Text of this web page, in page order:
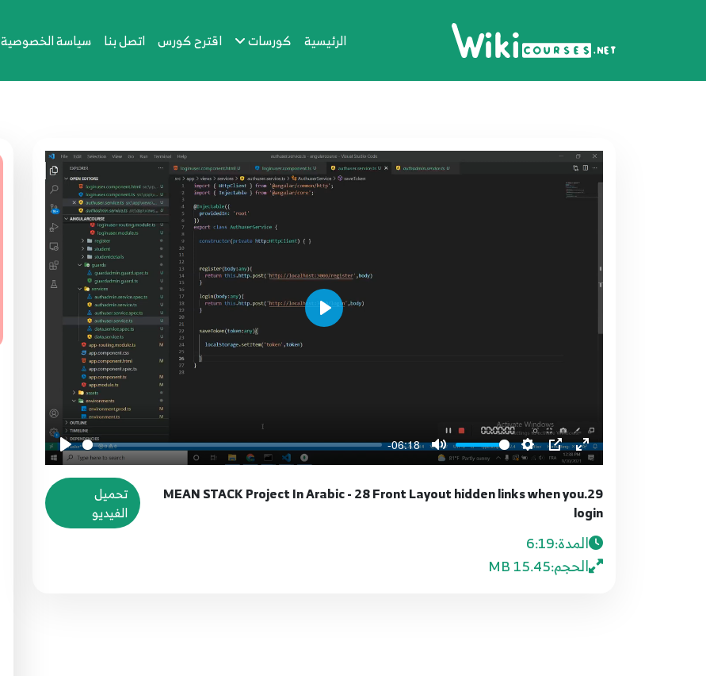
الرئيسية كورسات اقترح كورس اتصل بنا سياسة الخصوصية
-06:18
Play
29.MEAN STACK Project In Arabic - 28 Front Layout hidden links when you
login
تحميل
الفيديو
المدة:6:19
الحجم:15.45 MB